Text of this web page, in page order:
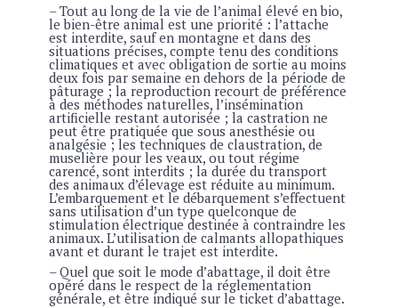
– Tout au long de la vie de l’animal élevé en bio,
le bien-être animal est une priorité : l’attache
est interdite, sauf en montagne et dans des
situations précises, compte tenu des conditions
climatiques et avec obligation de sortie au moins
deux fois par semaine en dehors de la période de
pâturage ; la reproduction recourt de préférence
à des méthodes naturelles, l’insémination
artificielle restant autorisée ; la castration ne
peut être pratiquée que sous anesthésie ou
analgésie ; les techniques de claustration, de
muselière pour les veaux, ou tout régime
carencé, sont interdits ; la durée du transport
des animaux d’élevage est réduite au minimum.
L’embarquement et le débarquement s’effectuent
sans utilisation d’un type quelconque de
stimulation électrique destinée à contraindre les
animaux. L’utilisation de calmants allopathiques
avant et durant le trajet est interdite.
– Quel que soit le mode d’abattage, il doit être
opéré dans le respect de la réglementation
générale, et être indiqué sur le ticket d’abattage.